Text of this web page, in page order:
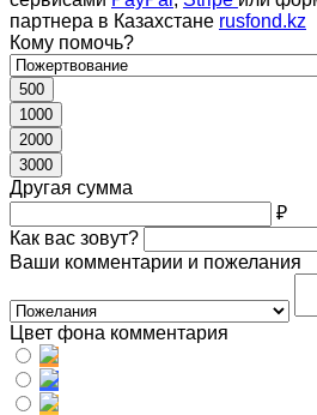
партнера в Казахстане rusfond.kz
Кому помочь?
500
1000
2000
3000
Другая сумма
₽
Как вас зовут?
Ваши комментарии и пожелания
Цвет фона комментария